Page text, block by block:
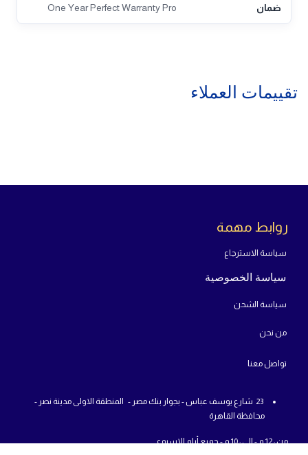
ضمان One Year Perfect Warranty Pro
تقييمات العملاء
روابط مهمة
سياسة الاسترجاع
سياسة الخصوصية
سياسة الشحن
من نحن
تواص ل معنا
23 شارع يوسف عباس - بجوار بنك مصر - المنطقة الاولى مدينة نصر -
محافظة القاهرة
من : 12 م - الي : 10 م - جميع أيام الاسبوع